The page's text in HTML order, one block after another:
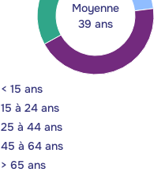
Moyenne
39 ans
< 15 ans
15 à 24 ans
25 à 44 ans
45 à 64 ans
> 65 ans